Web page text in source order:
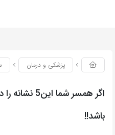
پزشکی و درمان
اگر همسر
باشد!!